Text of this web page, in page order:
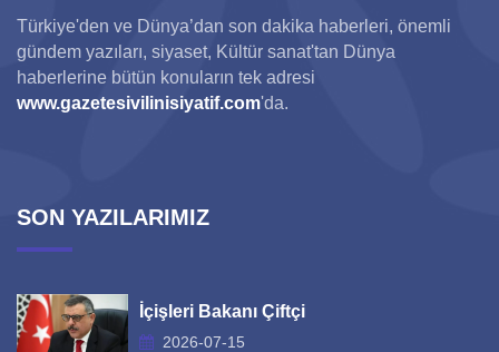
Türkiye'den ve Dünya’dan son dakika haberleri, önemli
gündem yazıları, siyaset, Kültür sanat'tan Dünya
haberlerine bütün konuların tek adresi
www.gazetesivilinisiyatif.com'da.
SON YAZILARIMIZ
İçişleri Bakanı Çiftçi
2026-07-15